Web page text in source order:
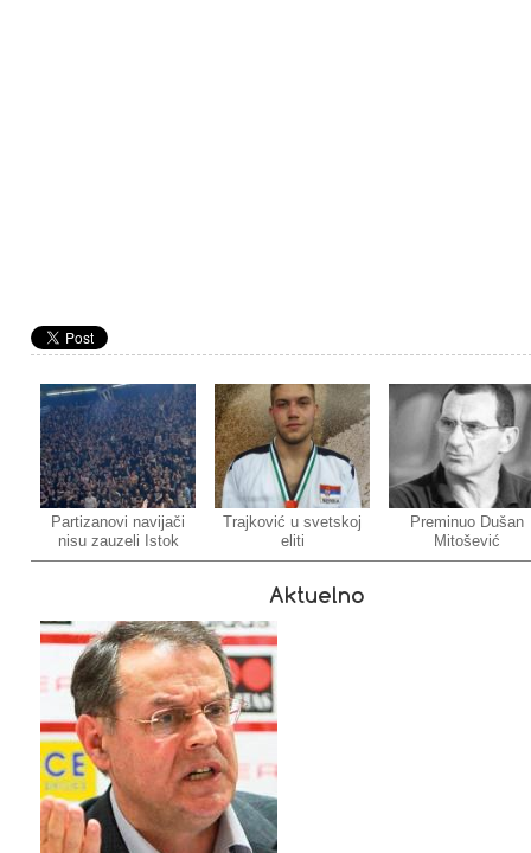
Partizanovi navijači
nisu zauzeli Istok
Trajković u svetskoj
eliti
Preminuo Dušan
Mitošević
Aktuelno